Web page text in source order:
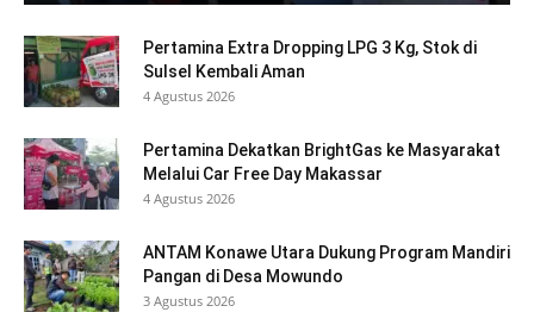
Pertamina Extra Dropping LPG 3 Kg, Stok di
Sulsel Kembali Aman
4 Agustus 2026
Pertamina Dekatkan BrightGas ke Masyarakat
Melalui Car Free Day Makassar
4 Agustus 2026
ANTAM Konawe Utara Dukung Program Mandiri
Pangan di Desa Mowundo
3 Agustus 2026